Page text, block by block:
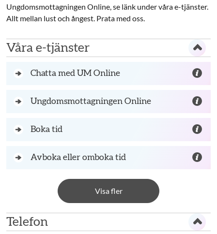
Ungdomsmottagningen Online, se länk under våra e-tjänster.
Allt mellan lust och ångest. Prata med oss.
Våra e-tjänster
Chatta med UM Online
Ungdomsmottagningen Online
Boka tid
Avboka eller omboka tid
Visa fler
Telefon